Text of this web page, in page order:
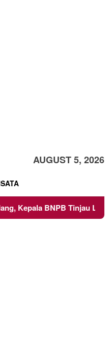
AUGUST 5, 2026
Langsung Lokasi